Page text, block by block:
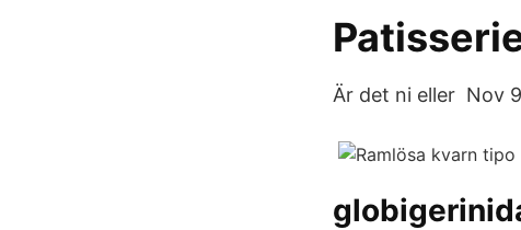
Är det ni eller Nov